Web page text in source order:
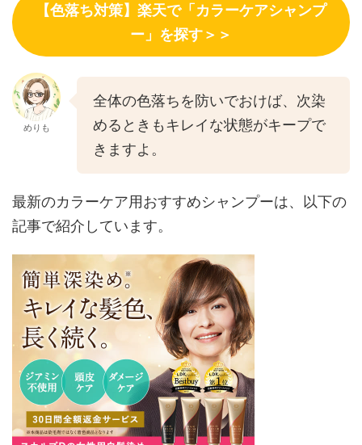
【色落ち対策】楽天で「カラーケアシャンプ
ー」を探す＞＞
めりも
全体の色落ちを防いでおけば、次染
めるときもキレイな状態がキープで
きますよ。
最新のカラーケア用おすすめシャンプーは、以下の
記事で紹介しています。